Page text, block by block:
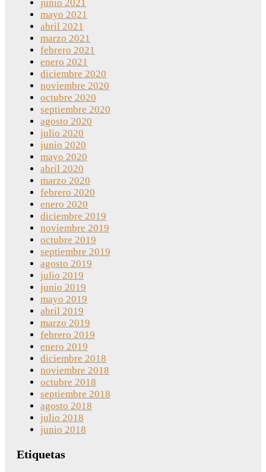
junio 2021
mayo 2021
abril 2021
marzo 2021
febrero 2021
enero 2021
diciembre 2020
noviembre 2020
octubre 2020
septiembre 2020
agosto 2020
julio 2020
junio 2020
mayo 2020
abril 2020
marzo 2020
febrero 2020
enero 2020
diciembre 2019
noviembre 2019
octubre 2019
septiembre 2019
agosto 2019
julio 2019
junio 2019
mayo 2019
abril 2019
marzo 2019
febrero 2019
enero 2019
diciembre 2018
noviembre 2018
octubre 2018
septiembre 2018
agosto 2018
julio 2018
junio 2018
Etiquetas